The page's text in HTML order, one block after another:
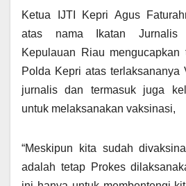
Ketua IJTI Kepri Agus
atas nama Ikatan Jurnalis
Kepulauan Riau mengucapkan
Polda Kepri atas terlaksananya
jurnalis dan termasuk juga
untuk melaksanakan vaksinasi,
“Meskipun kita sudah
adalah tetap Prokes